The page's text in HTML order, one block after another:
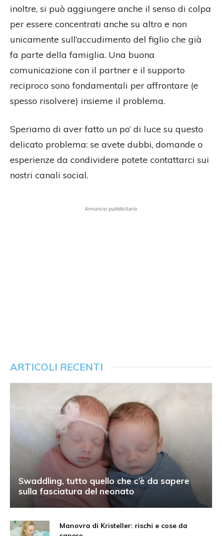
inoltre, si può aggiungere anche il senso di colpa
per essere concentrati anche su altro e non
unicamente sull’accudimento del figlio che già
fa parte della famiglia. Una buona
comunicazione con il partner e il supporto
reciproco sono fondamentali per affrontare (e
spesso risolvere) insieme il problema.
Speriamo di aver fatto un po’ di luce su questo
delicato problema: se avete dubbi, domande o
esperienze da condividere potete contattarci sui
nostri canali social.
Annuncio pubblicitario
ARTICOLI RECENTI
Swaddling, tutto quello che c’è da sapere
sulla fasciatura del neonato
Manovra di Kristeller: rischi e cose da